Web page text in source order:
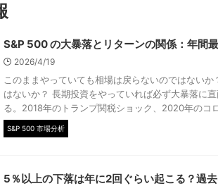
S&P 500 の大暴落とリターンの関係：年間
2026/4/19
このままやっていても相場は戻らないのではない
はないか？ 長期投資をやっていれば必ず大暴落に
る。2018年のトランプ関税ショック、2020年のコ
S&P 500 市場分析
5％以上の下落は年に2回ぐらい起こる？過